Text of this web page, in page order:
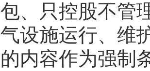
包、只控股不管
气设施运行、维
的内容作为强制